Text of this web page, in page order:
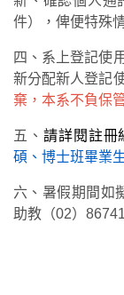
件），俾便特殊
四、系上登記使
新分配新人登記
棄，本系不負保
五、 請詳閱註冊
碩、博士班畢業
六、暑假期間如
助教（02）